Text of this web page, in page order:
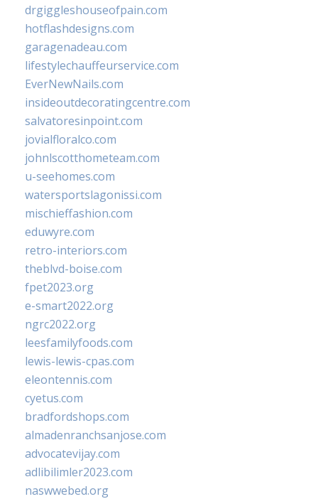
drgiggleshouseofpain.com
hotflashdesigns.com
garagenadeau.com
lifestylechauffeurservice.com
EverNewNails.com
insideoutdecoratingcentre.com
salvatoresinpoint.com
jovialfloralco.com
johnlscotthometeam.com
u-seehomes.com
watersportslagonissi.com
mischieffashion.com
eduwyre.com
retro-interiors.com
theblvd-boise.com
fpet2023.org
e-smart2022.org
ngrc2022.org
leesfamilyfoods.com
lewis-lewis-cpas.com
eleontennis.com
cyetus.com
bradfordshops.com
almadenranchsanjose.com
advocatevijay.com
adlibilimler2023.com
naswwebed.org